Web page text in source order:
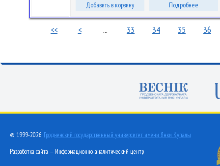
Добавить в корзину Подробнее
<< < ... 33 34 35 36
© 1999-2026, Гродненский государственный университет имени Янки Купалы
Разработка сайта — Информационно-аналитический центр